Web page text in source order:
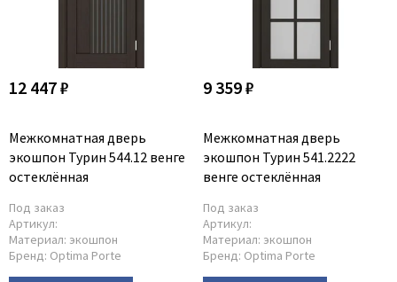
12 447 ₽
Межкомнатная дверь
экошпон Турин 544.12 венге
остеклённая
Под заказ
Артикул:
Материал: экошпон
Бренд: Optima Porte
9 359 ₽
Межкомнатная дверь
экошпон Турин 541.2222
венге остеклённая
Под заказ
Артикул:
Материал: экошпон
Бренд: Optima Porte